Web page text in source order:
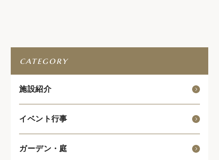
category
施設紹介
イベント行事
ガーデン・庭